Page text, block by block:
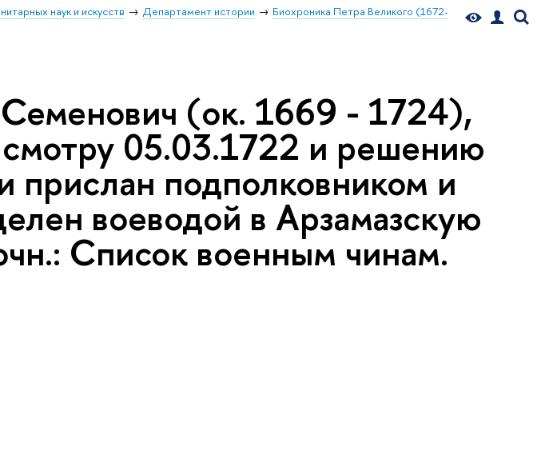
наук и искусств Департамент истории
Биохроника Петра Великого (1672-
(ок. 1669 - 1724),
05.03.1722 и решению
прислан подполковником и
воеводой в Арзамазскую
Список военным чинам.